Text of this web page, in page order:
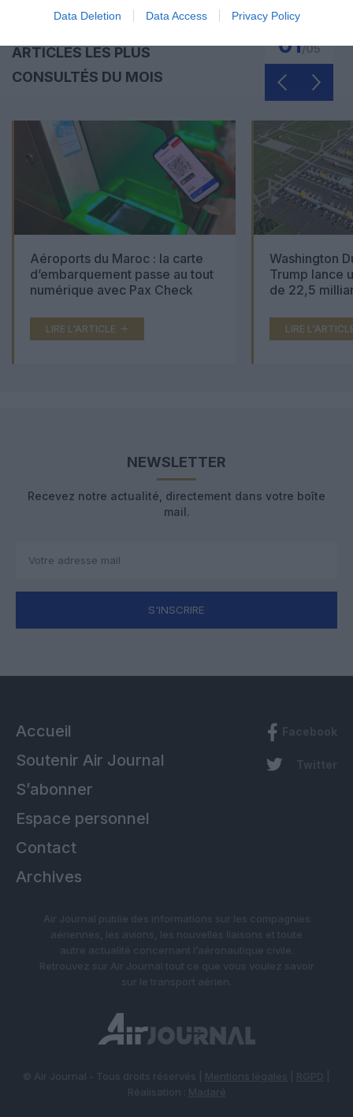
Data Deletion Data Access Privacy Policy
ARTICLES LES PLUS
CONSULTÉS DU MOIS
01/05
Aéroports du Maroc : la carte
d’embarquement passe au tout
numérique avec Pax Check
LIRE L'ARTICLE
Washington
Trump lance
de 22,5
LIRE
NEWSLETTER
Recevez notre actualité, directement dans votre boîte
mail.
S'INSCRIRE
Accueil
Soutenir Air Journal
S’abonner
Espace personnel
Contact
Archives